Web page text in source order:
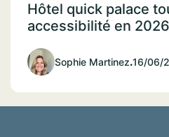
Hôtel quick palace
accessibilité en 2026
Sophie Martinez.16/06/